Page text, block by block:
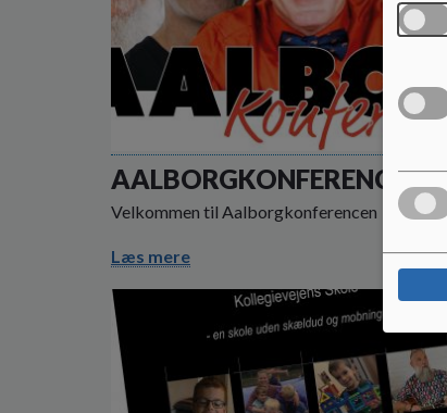
AALBORGKONFERENCEN
Velkommen til Aalborgkonferencen
Læs mere